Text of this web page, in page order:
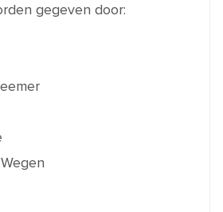
gegeven door: